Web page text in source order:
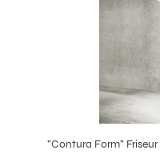
"Contura Form"